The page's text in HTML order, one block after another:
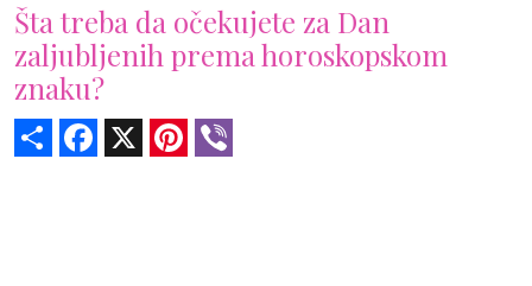
Šta treba da očekujete za Dan
zaljubljenih prema horoskopskom
znaku?
Share Facebook Pinterest